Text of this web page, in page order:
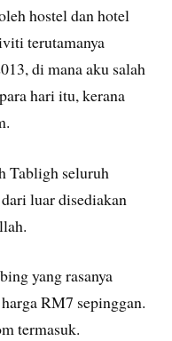
hostel dan hotel
terutamanya
di mana aku salah
hari itu, kerana
Tabligh seluruh
luar disediakan
yang rasanya
RM7 sepinggan.
termasuk.